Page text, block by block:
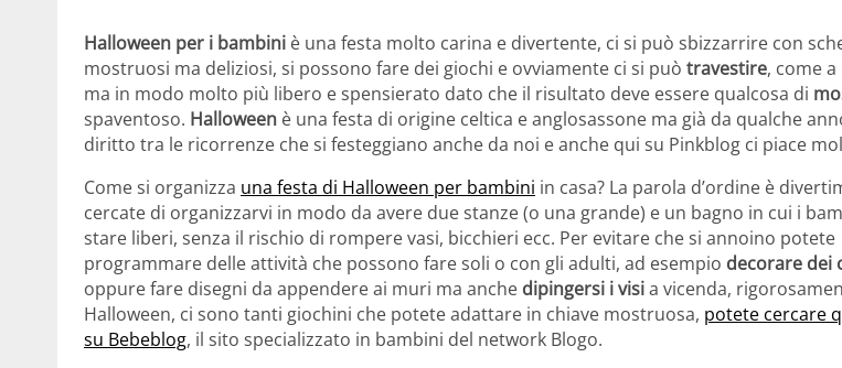
Halloween per i bambini è una festa molto carina e divertente, ci si può sbizzarrire con
mostruosi ma deliziosi, si possono fare dei giochi e ovviamente ci si può travestire, come a
ma in modo molto più libero e spensierato dato che il risultato deve essere qualcosa di
spaventoso. Halloween è una festa di origine celtica e anglosassone ma già da qualche
diritto tra le ricorrenze che si festeggiano anche da noi e anche qui su Pinkblog ci piace
Come si organizza una festa di Halloween per bambini in casa? La parola d’ordine è
cercate di organizzarvi in modo da avere due stanze (o una grande) e un bagno in cui i
stare liberi, senza il rischio di rompere vasi, bicchieri ecc. Per evitare che si annoino potete
programmare delle attività che possono fare soli o con gli adulti, ad esempio decorare dei
oppure fare disegni da appendere ai muri ma anche dipingersi i visia vicenda,
Halloween, ci sono tanti giochini che potete adattare in chiave mostruosa, potete cercare
su Bebeblog, il sito specializzato in bambini del network Blogo.